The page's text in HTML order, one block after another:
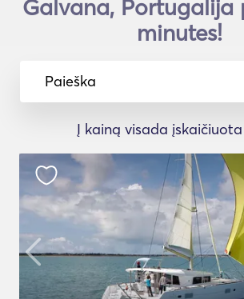
Galvana, Portugalija
minutes!
Paieška
Į kainą visada